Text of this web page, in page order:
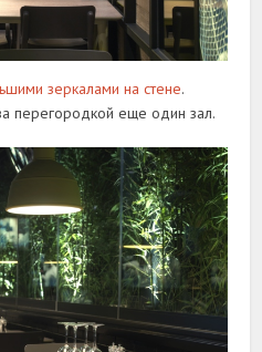
зеркалами на стене.
перегородкой еще один зал.